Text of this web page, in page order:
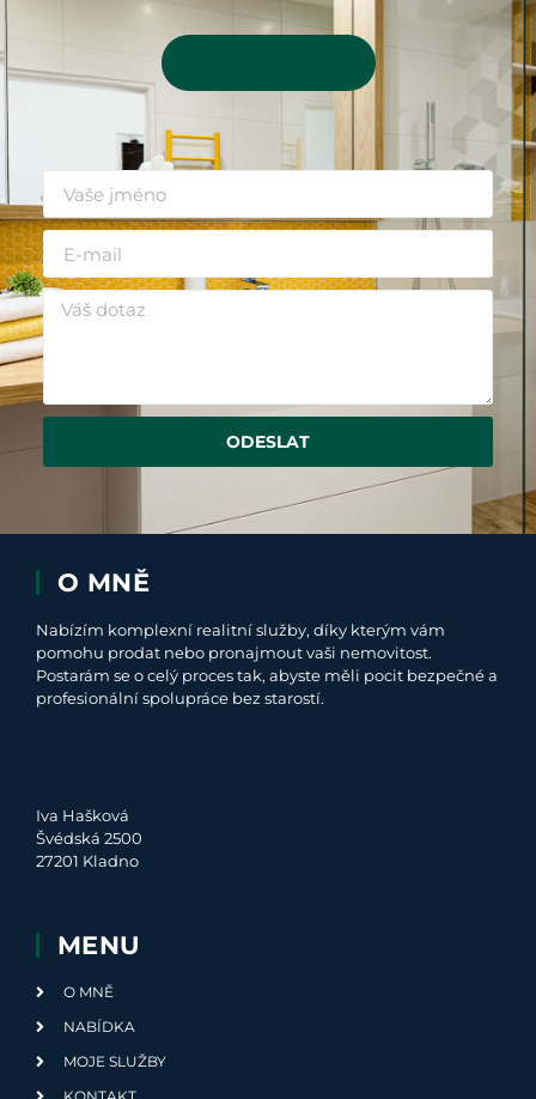
ODESLAT
O MNĚ
Nabízím komplexní realitní služby, díky kterým vám
pomohu prodat nebo pronajmout vaši nemovitost.
Postarám se o celý proces tak, abyste měli pocit bezpečné a
profesionální spolupráce bez starostí.
Iva Hašková
Švédská 2500
27201 Kladno
MENU
O MNĚ
NABÍDKA
MOJE SLUŽBY